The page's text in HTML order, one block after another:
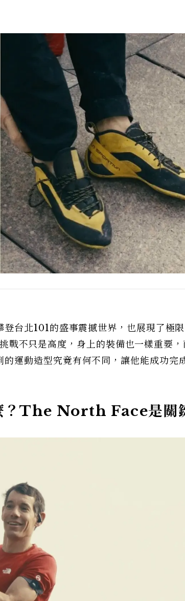
登台北101的盛事震撼世界，也展現了極
戰不只是高度，身上的裝備也一樣重要，
運動造型究竟有何不同，讓他能成功完
The North Face是關